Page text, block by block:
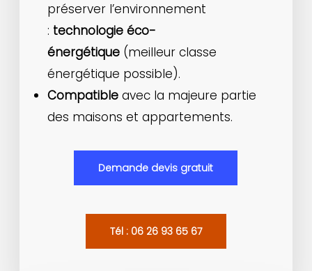
préserver l’environnement
: technologie éco-
énergétique (meilleur classe
énergétique possible).
Compatible avec la majeure partie
des maisons et appartements.
Demande devis gratuit
Tél : 06 26 93 65 67